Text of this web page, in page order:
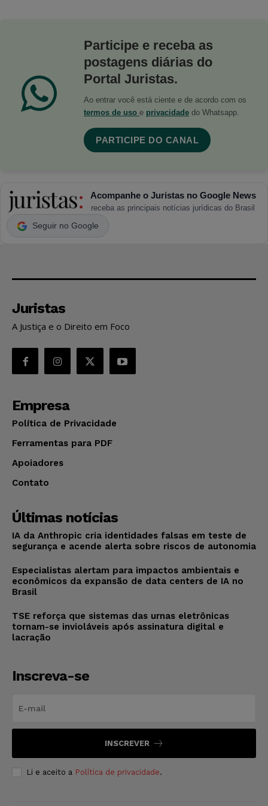
Participe e receba as
postagens diárias do
Portal Juristas.
Ao entrar você está ciente e de acordo com os
termos de uso e privacidade do Whatsapp.
PARTICIPE DO CANAL
Acompanhe o Juristas no Google News
receba as principais notícias jurídicas do Brasil
Seguir no Google
Juristas
A Justiça e o Direito em Foco
Empresa
Política de Privacidade
Ferramentas para PDF
Apoiadores
Contato
Últimas notícias
IA da Anthropic cria identidades falsas em teste de
segurança e acende alerta sobre riscos de autonomia
Especialistas alertam para impactos ambientais e
econômicos da expansão de data centers de IA no
Brasil
TSE reforça que sistemas das urnas eletrônicas
tornam-se invioláveis após assinatura digital e
lacração
Inscreva-se
INSCREVER
Li e aceito a Política de privacidade.